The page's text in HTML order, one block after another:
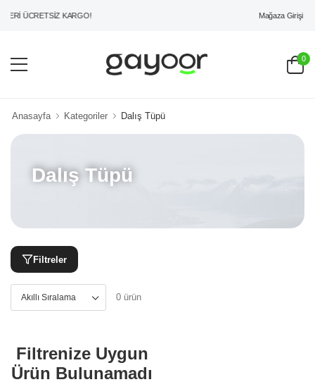
ÜCRETSİZ KARGO! Mağaza Girişi
0
Anasayfa Kategoriler Dalış Tüpü
Dalış Tüpü
Filtreler
0 ürün